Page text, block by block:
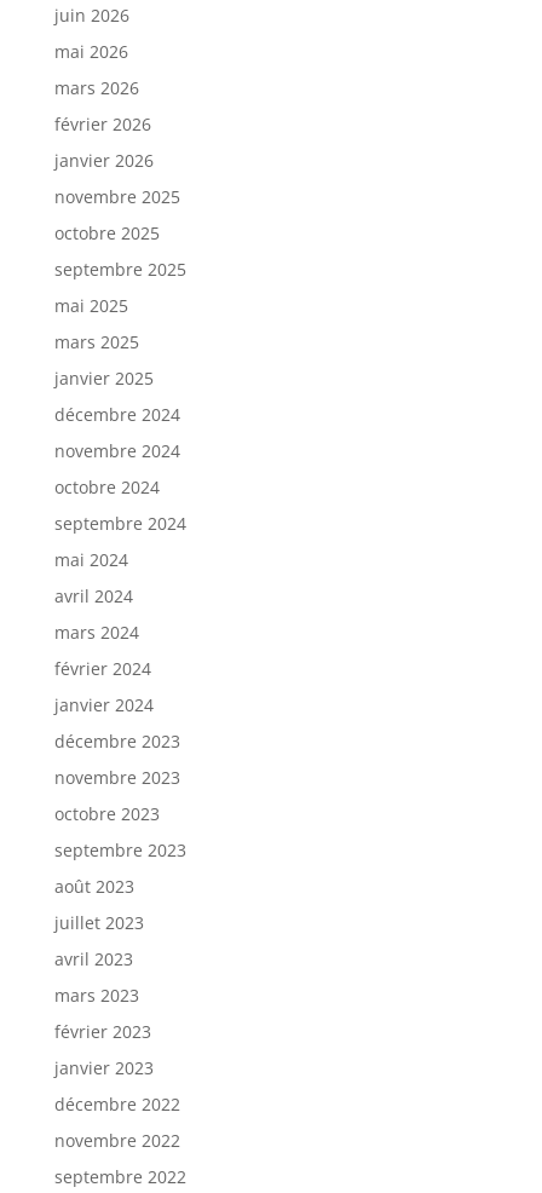
juin 2026
mai 2026
mars 2026
février 2026
janvier 2026
novembre 2025
octobre 2025
septembre 2025
mai 2025
mars 2025
janvier 2025
décembre 2024
novembre 2024
octobre 2024
septembre 2024
mai 2024
avril 2024
mars 2024
février 2024
janvier 2024
décembre 2023
novembre 2023
octobre 2023
septembre 2023
août 2023
juillet 2023
avril 2023
mars 2023
février 2023
janvier 2023
décembre 2022
novembre 2022
septembre 2022